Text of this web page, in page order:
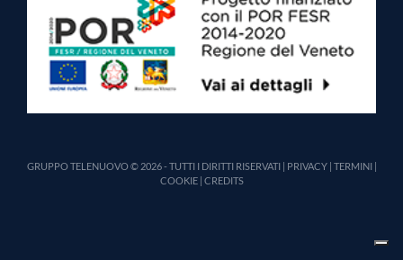
GRUPPO TELENUOVO © 2026 - TUTTI I DIRITTI RISERVATI | PRIVACY| TERMINI|
COOKIE| CREDITS